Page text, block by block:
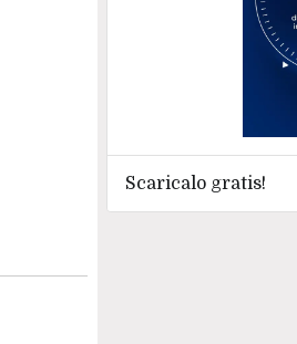
Scaricalo gratis!